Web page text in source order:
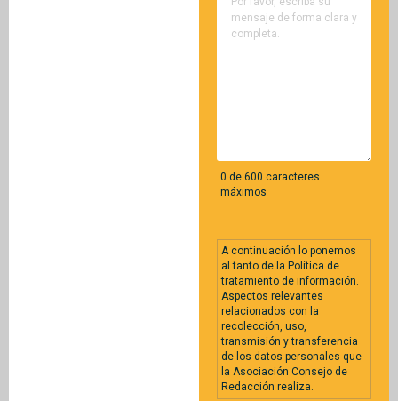
0 de 600 caracteres
máximos
A continuación lo ponemos
al tanto de la Política de
tratamiento de información.
Aspectos relevantes
relacionados con la
recolección, uso,
transmisión y transferencia
de los datos personales que
la Asociación Consejo de
Redacción realiza.